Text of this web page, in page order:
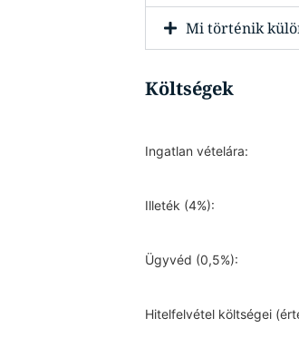
Mi történik
Költségek
Ingatlan vételára:
Illeték (4%):
Ügyvéd (0,5%):
Hitelfelvétel költségei